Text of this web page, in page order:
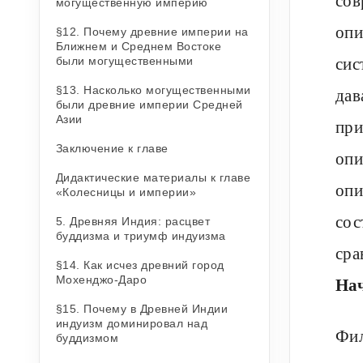
§12. Почему древние империи на
Ближнем и Среднем Востоке
были могущественными
§13. Насколько могущественными
были древние империи Средней
Азии
Заключение к главе
Дидактические материалы к главе
«Колесницы и империи»
5. Древняя Индия: расцвет
буддизма и триумф индуизма
§14. Как исчез древний город
Мохенджо-Даро
§15. Почему в Древней Индии
индуизм доминировал над
буддизмом